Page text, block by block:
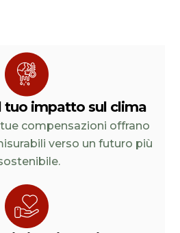
tuo impatto sul clima
compensazioni offrano
verso un futuro più